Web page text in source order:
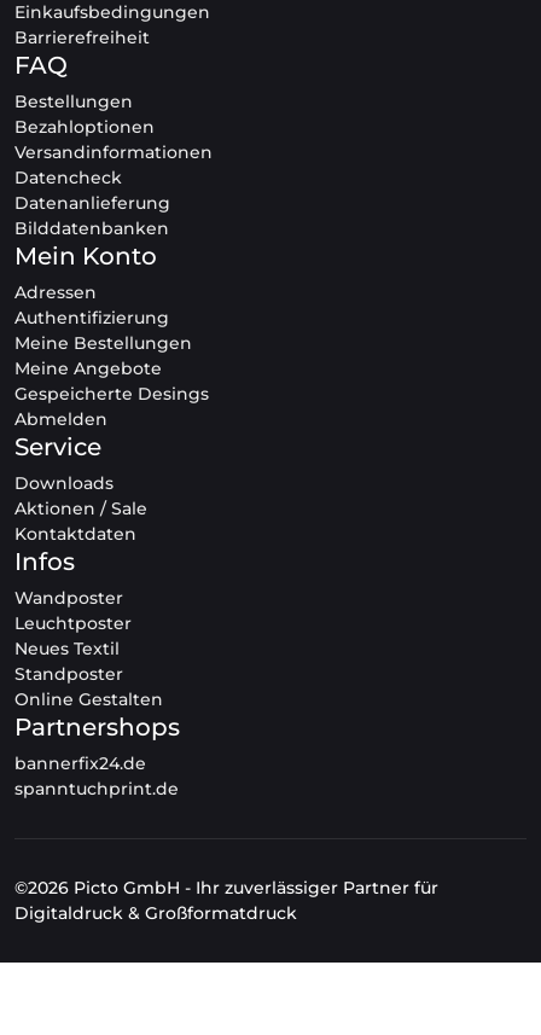
Einkaufsbedingungen
Barrierefreiheit
FAQ
Bestellungen
Bezahloptionen
Versandinformationen
Datencheck
Datenanlieferung
Bilddatenbanken
Mein Konto
Adressen
Authentifizierung
Meine Bestellungen
Meine Angebote
Gespeicherte Desings
Abmelden
Service
Downloads
Aktionen / Sale
Kontaktdaten
Infos
Wandposter
Leuchtposter
Neues Textil
Standposter
Online Gestalten
Partnershops
bannerfix24.de
spanntuchprint.de
©2026 Picto GmbH - Ihr zuverlässiger Partner für
Digitaldruck & Großformatdruck